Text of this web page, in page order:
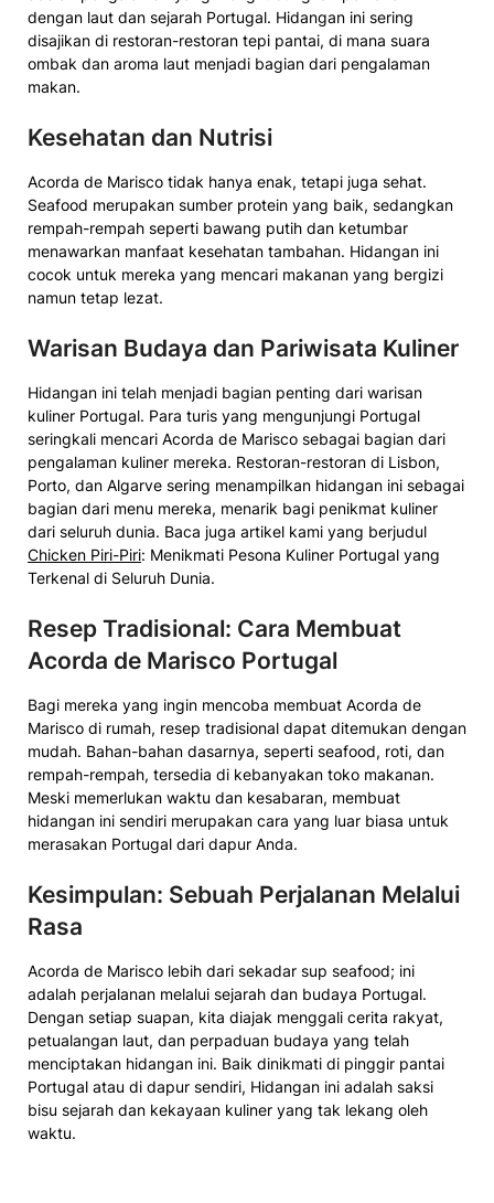
dengan laut dan sejarah Portugal. Hidangan ini sering
disajikan di restoran-restoran tepi pantai, di mana suara
ombak dan aroma laut menjadi bagian dari pengalaman
makan.
Kesehatan dan Nutrisi
Acorda de Marisco tidak hanya enak, tetapi juga sehat.
Seafood merupakan sumber protein yang baik, sedangkan
rempah-rempah seperti bawang putih dan ketumbar
menawarkan manfaat kesehatan tambahan. Hidangan ini
cocok untuk mereka yang mencari makanan yang bergizi
namun tetap lezat.
Warisan Budaya dan Pariwisata Kuliner
Hidangan ini telah menjadi bagian penting dari warisan
kuliner Portugal. Para turis yang mengunjungi Portugal
seringkali mencari Acorda de Marisco sebagai bagian dari
pengalaman kuliner mereka. Restoran-restoran di Lisbon,
Porto, dan Algarve sering menampilkan hidangan ini sebagai
bagian dari menu mereka, menarik bagi penikmat kuliner
dari seluruh dunia. Baca juga artikel kami yang berjudul
Chicken Piri-Piri: Menikmati Pesona Kuliner Portugal yang
Terkenal di Seluruh Dunia.
Resep Tradisional: Cara Membuat
Acorda de Marisco Portugal
Bagi mereka yang ingin mencoba membuat Acorda de
Marisco di rumah, resep tradisional dapat ditemukan dengan
mudah. Bahan-bahan dasarnya, seperti seafood, roti, dan
rempah-rempah, tersedia di kebanyakan toko makanan.
Meski memerlukan waktu dan kesabaran, membuat
hidangan ini sendiri merupakan cara yang luar biasa untuk
merasakan Portugal dari dapur Anda.
Kesimpulan: Sebuah Perjalanan Melalui
Rasa
Acorda de Marisco lebih dari sekadar sup seafood; ini
adalah perjalanan melalui sejarah dan budaya Portugal.
Dengan setiap suapan, kita diajak menggali cerita rakyat,
petualangan laut, dan perpaduan budaya yang telah
menciptakan hidangan ini. Baik dinikmati di pinggir pantai
Portugal atau di dapur sendiri, Hidangan ini adalah saksi
bisu sejarah dan kekayaan kuliner yang tak lekang oleh
waktu.